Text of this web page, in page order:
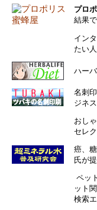
プロ
結果
イン
たい
ハー
名刺
ジネ
おし
セレ
癌、
氏が
ペッ
ット
検索